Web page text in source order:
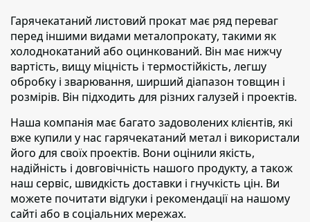
Гарячекатаний листовий прокат має ряд переваг
перед іншими видами металопрокату, такими як
холоднокатаний або оцинкований. Він має нижчу
вартість, вищу міцність і термостійкість, легшу
обробку і зварювання, ширший діапазон товщин і
розмірів. Він підходить для різних галузей і проектів.
Наша компанія має багато задоволених клієнтів, які
вже купили у нас гарячекатаний метал і використали
його для своїх проектів. Вони оцінили якість,
надійність і довговічність нашого продукту, а також
наш сервіс, швидкість доставки і гнучкість цін. Ви
можете почитати відгуки і рекомендації на нашому
сайті або в соціальних мережах.